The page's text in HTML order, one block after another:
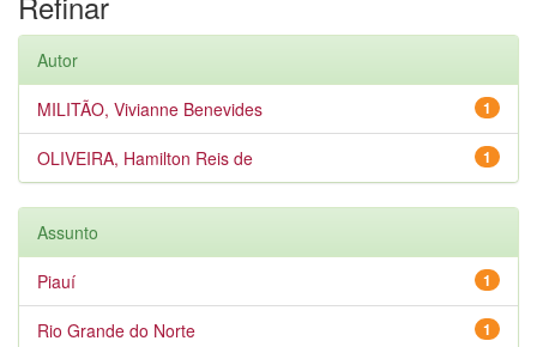
Autor
1
MILITÃO, Vivianne Benevides
1
OLIVEIRA, Hamilton Reis de
Assunto
1
Piauí
1
Rio Grande do Norte